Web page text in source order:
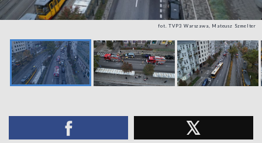
fot. TVP3 Warszawa, Mateusz Szmelter